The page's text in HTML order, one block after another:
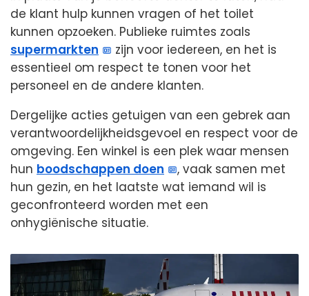
de klant hulp kunnen vragen of het toilet
kunnen opzoeken. Publieke ruimtes zoals
supermarkten
zijn voor iedereen, en het is
essentieel om respect te tonen voor het
personeel en de andere klanten.
Dergelijke acties getuigen van een gebrek aan
verantwoordelijkheidsgevoel en respect voor de
omgeving. Een winkel is een plek waar mensen
hun boodschappen doen
, vaak samen met
hun gezin, en het laatste wat iemand wil is
geconfronteerd worden met een
onhygiënische situatie.